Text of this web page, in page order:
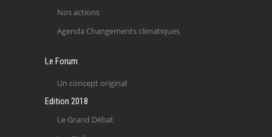
Nos actions
Agenda Changements climatiques
Le Forum
Un concept original
Edition 2018
Le Grand Débat